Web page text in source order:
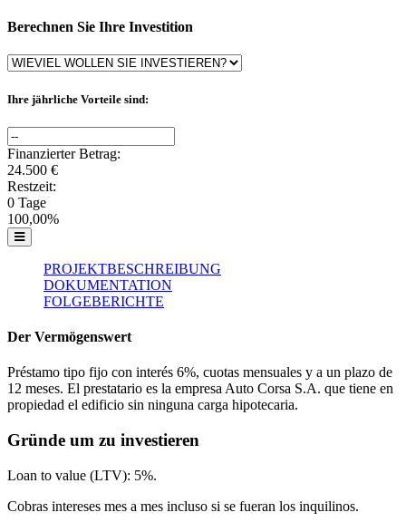
Berechnen Sie Ihre Investition
Ihre jährliche Vorteile sind:
Finanzierter Betrag:
24.500 €
Restzeit:
0 Tage
100,00%
PROJEKTBESCHREIBUNG
DOKUMENTATION
FOLGEBERICHTE
Der Vermögenswert
Préstamo tipo fijo con interés 6%, cuotas mensuales y a un plazo de
12 meses. El prestatario es la empresa Auto Corsa S.A. que tiene en
propiedad el edificio sin ninguna carga hipotecaria.
Gründe um zu investieren
Loan to value (LTV): 5%.
Cobras intereses mes a mes incluso si se fueran los inquilinos.